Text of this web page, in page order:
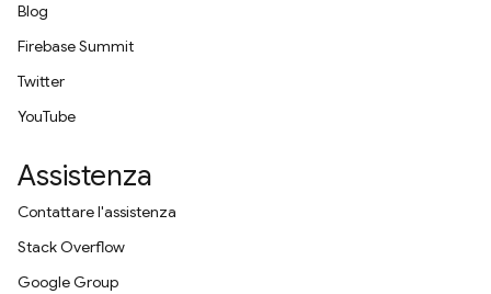
Blog
Firebase Summit
Twitter
YouTube
Assistenza
Contattare l'assistenza
Stack Overflow
Google Group